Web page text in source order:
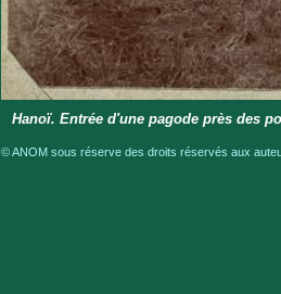
Hanoï. Entrée d'une pagode près des
© ANOM sous réserve des droits réservés aux